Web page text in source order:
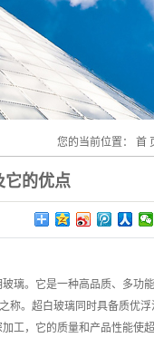
您的当前位置： 首
它的优点
璃。它是一种高品质、多功
称。超白玻璃同时具备质优
工，它的质量和产品性能使